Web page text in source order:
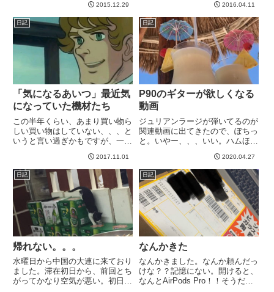
でしょうか。今年はほんと雪少な
いようです。しかし暖炉はいい
^_^そしてたまにやるスキーは超
疲れますw-----
2015.12.29
みえないくらいボロボロになって
しまったので処分済みですw新し
い道着なので、藍染めの藍がどん
どん抜け出てきます。ですの
で、...
2016.04.11
日記
「気になるあいつ」最近気
になっていた機材たち
この半年くらい、あまり買い物ら
しい買い物はしていない、、、と
いうと言い過ぎかもですが、一時
りします。なんとなく、
Friedman BE-100をゲットして以
来、おおよそ全て丸く収まった感
があります。ギター関係物...
2017.11.01
日記
P90のギターが欲しくなる
動画
ジュリアンラージが弾いてるのが
関連動画に出てきたので、ぽちっ
と。いやー、、、いい。ハムほど
ルよりは厚みがある感じ。P90な
らなるべくスイートな音がするピ
ックアップを選びたいです＾＾レ
スポール シェイプは既に３つ...
2020.04.27
日記
帰れない。。。
水曜日から中国の大連に来ており
ました。滞在初日から、前回とち
がってかなり空気が悪い。初日は
日記
なんかきた
なんかきました。なんか頼んだっ
けな？？記憶にない。開けると、
なんとAirPods Pro！！そうだっ